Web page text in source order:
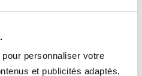
personnaliser votre
et publicités adaptés,